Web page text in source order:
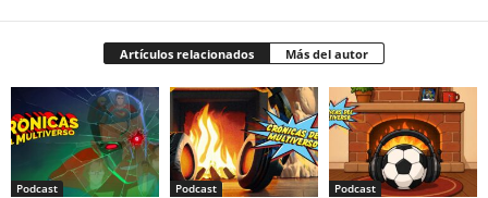
Artículos relacionados Más del autor
Podcast Podcast Podcast